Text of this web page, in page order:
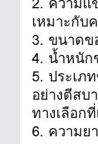
เหมาะกับ
3. ขนาดข
4. น้ำหนัก
5. ประเภ
อย่างตีสบ
ทางเลือก
6. ความย